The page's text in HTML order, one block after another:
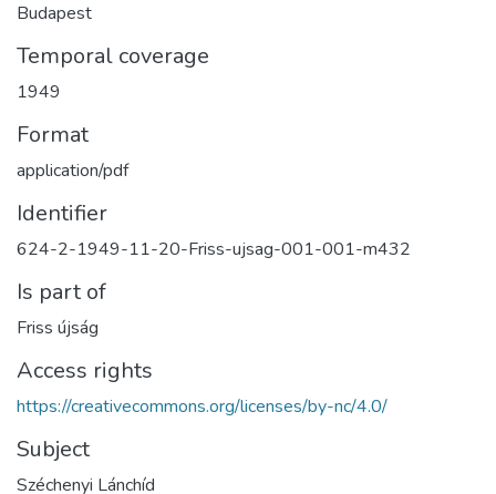
Budapest
Temporal coverage
1949
Format
application/pdf
Identifier
624-2-1949-11-20-Friss-ujsag-001-001-m432
Is part of
Friss újság
Access rights
https://creativecommons.org/licenses/by-nc/4.0/
Subject
Széchenyi Lánchíd